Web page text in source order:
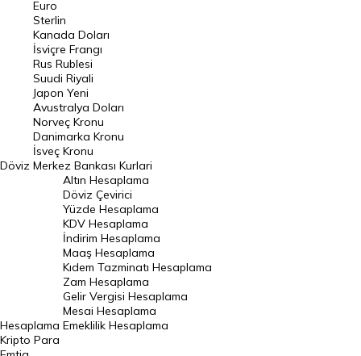
Pound Kuru
Frank Kuru
Riyal Kuru
Avustralya Doları
Danimarka Kronu Kuru
Kanada Doları Kuru
Norveç Kronu Kuru
İsveç Kronu Kuru
Japon Yeni Kuru
Serbest Piyasa Döviz Kurları
Merkez Bankası Döviz Kurları
Altın Fiyatları
Döviz
Euro
Sterlin
Kanada Doları
İsviçre Frangı
Rus Rublesi
Suudi Riyali
Japon Yeni
Avustralya Doları
Norveç Kronu
Danimarka Kronu
İsveç Kronu
Merkez Bankası Kurlari
Hesaplama
Altın Hesaplama
Döviz Çevirici
Yüzde Hesaplama
KDV Hesaplama
İndirim Hesaplama
Maaş Hesaplama
Kıdem Tazminatı Hesaplama
Zam Hesaplama
Gelir Vergisi Hesaplama
Mesai Hesaplama
Emeklilik Hesaplama
Kripto Para